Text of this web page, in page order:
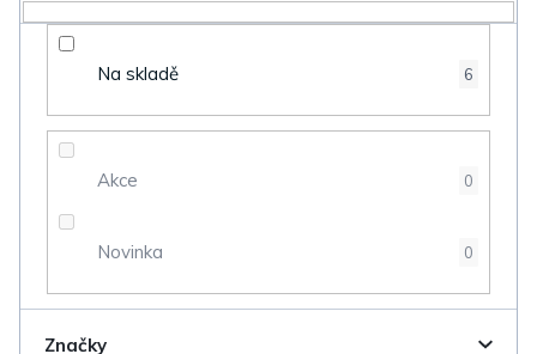
o
Na skladě 6
Akce 0
Novinka 0
Značky